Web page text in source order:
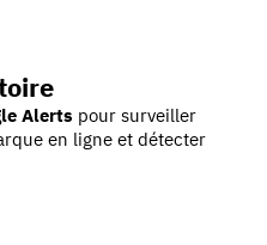
Alerts pour surveiller
en ligne et détecter